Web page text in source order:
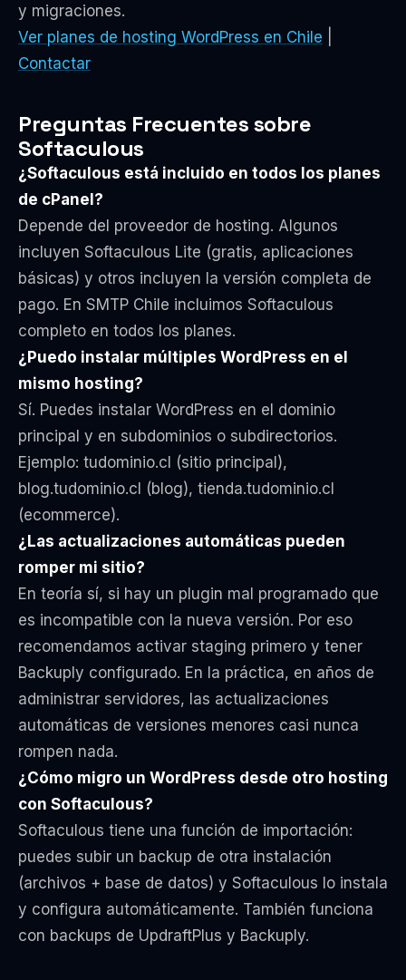
y migraciones.
Ver planes de hosting WordPress en Chile
Contactar
Preguntas Frecuentes sobre
Softaculous
¿Softaculous está incluido en todos los planes
de cPanel?
Depende del proveedor de hosting. Algunos
incluyen Softaculous Lite (gratis, aplicaciones
básicas) y otros incluyen la versión completa de
pago. En SMTP Chile incluimos Softaculous
completo en todos los planes.
¿Puedo instalar múltiples WordPress en el
mismo hosting?
Sí. Puedes instalar WordPress en el dominio
principal y en subdominios o subdirectorios.
Ejemplo: tudominio.cl (sitio principal),
blog.tudominio.cl (blog), tienda.tudominio.cl
(ecommerce).
¿Las actualizaciones automáticas pueden
romper mi sitio?
En teoría sí, si hay un plugin mal programado que
es incompatible con la nueva versión. Por eso
recomendamos activar staging primero y tener
Backuply configurado. En la práctica, en años de
administrar servidores, las actualizaciones
automáticas de versiones menores casi nunca
rompen nada.
¿Cómo migro un WordPress desde otro hosting
con Softaculous?
Softaculous tiene una función de importación:
puedes subir un backup de otra instalación
(archivos + base de datos) y Softaculous lo instala
y configura automáticamente. También funciona
con backups de UpdraftPlus y Backuply.